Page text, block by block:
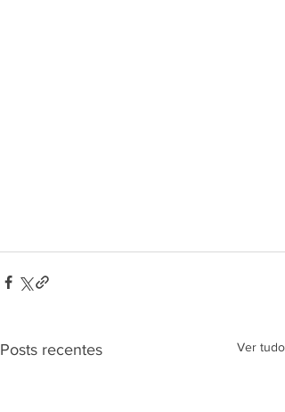
Posts recentes Ver tudo